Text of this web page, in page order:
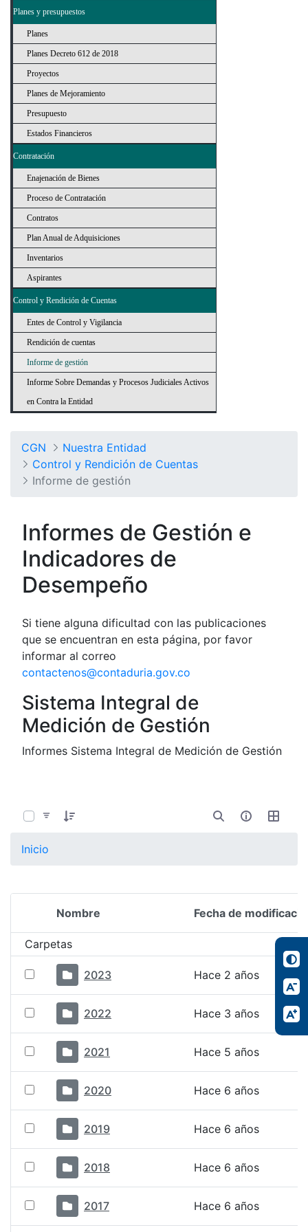
Planes y presupuestos
Planes
Planes Decreto 612 de 2018
Proyectos
Planes de Mejoramiento
Presupuesto
Estados Financieros
Contratación
Enajenación de Bienes
Proceso de Contratación
Contratos
Plan Anual de Adquisiciones
Inventarios
Aspirantes
Control y Rendición de Cuentas
Entes de Control y Vigilancia
Rendición de cuentas
Informe de gestión
Informe Sobre Demandas y Procesos Judiciales Activos
en Contra la Entidad
CGN
Nuestra Entidad
Control y Rendición de Cuentas
Informe de gestión
Informes de Gestión e
Indicadores de
Desempeño
Si tiene alguna dificultad con las publicaciones
que se encuentran en esta página, por favor
informar al correo
contactenos@contaduria.gov.co
Sistema Integral de
Medición de Gestión
Informes Sistema Integral de Medición de Gestión
Inicio
Selección del elemento
Nombre Fecha de
Carpetas
2023 Hace 2 años
2022 Hace 3 años
2021 Hace 5 años
2020 Hace 6 años
2019 Hace 6 años
2018 Hace 6 años
2017 Hace 6 años